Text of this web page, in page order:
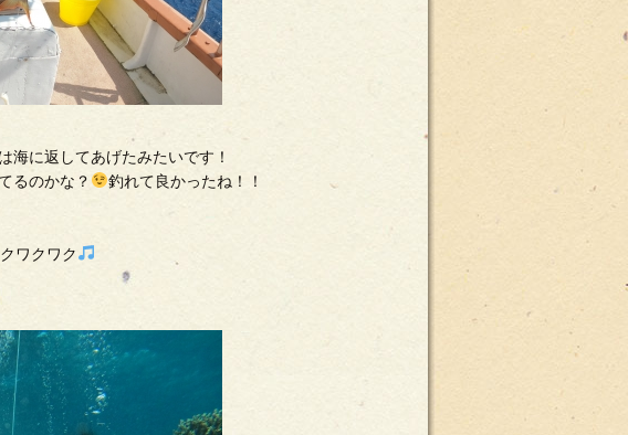
海に返してあげたみたいです！
るのかな？
釣れて良かったね！！
ワクワク